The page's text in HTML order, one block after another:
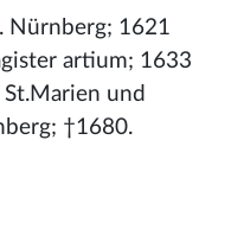
Nürnberg; 1621
artium; 1633
und
†1680.